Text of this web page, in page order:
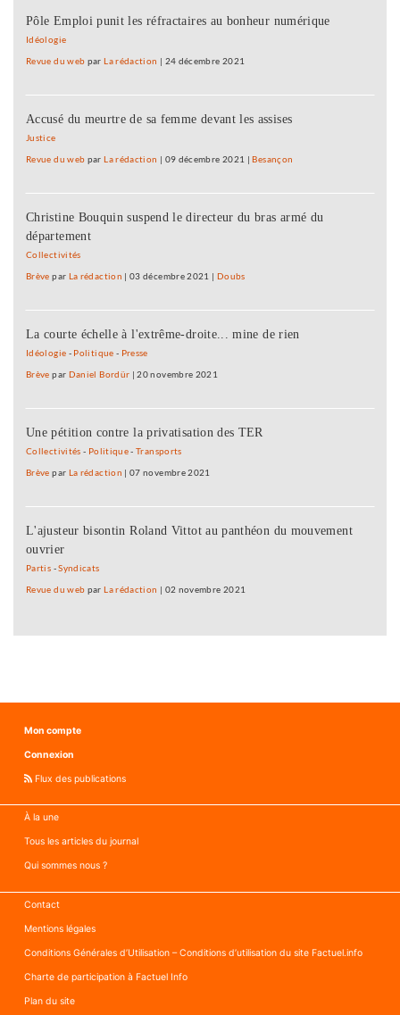
Pôle Emploi punit les réfractaires au bonheur numérique
Idéologie
Revue du web parLa rédaction | 24 décembre 2021
Accusé du meurtre de sa femme devant les assises
Justice
Revue du web parLa rédaction | 09 décembre 2021 |Besançon
Christine Bouquin suspend le directeur du bras armé du
département
Collectivités
Brève par La rédaction |03 décembre 2021 | Doubs
La courte échelle à l'extrême-droite... mine de rien
Idéologie - Politique - Presse
Brève par Daniel Bordür |20 novembre 2021
Une pétition contre la privatisation des TER
Collectivités - Politique-Transports
Brève par La rédaction |07 novembre 2021
L'ajusteur bisontin Roland Vittot au panthéon du mouvement
ouvrier
Partis -Syndicats
Revue du web parLa rédaction | 02 novembre 2021
Mon compte
Connexion
Flux des publications
À la une
Tous les articles du journal
Qui sommes nous ?
Contact
Mentions légales
Conditions Générales d’Utilisation – Conditions d’utilisation du site Factuel.info
Charte de participation à Factuel Info
Plan du site